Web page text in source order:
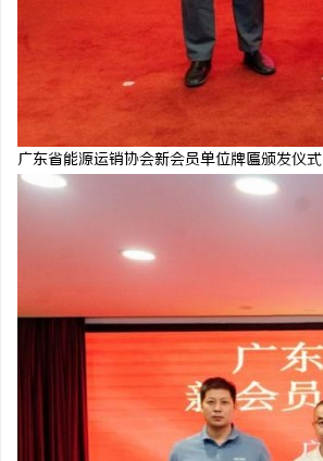
广东省能源运销协会新会员单位牌匾颁发仪式